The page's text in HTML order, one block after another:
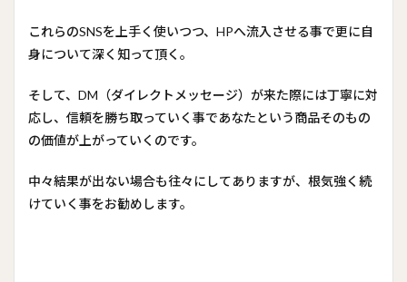
これらのSNSを上手く使いつつ、HPへ流入させる事で更に自
身について深く知って頂く。
そして、DM（ダイレクトメッセージ）が来た際には丁寧に対
応し、信頼を勝ち取っていく事であなたという商品そのもの
の価値が上がっていくのです。
中々結果が出ない場合も往々にしてありますが、根気強く続
けていく事をお勧めします。